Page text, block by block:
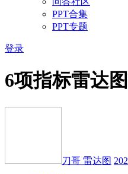
PPT合集
PPT专题
登录
6项指标雷达
刀哥 雷达图